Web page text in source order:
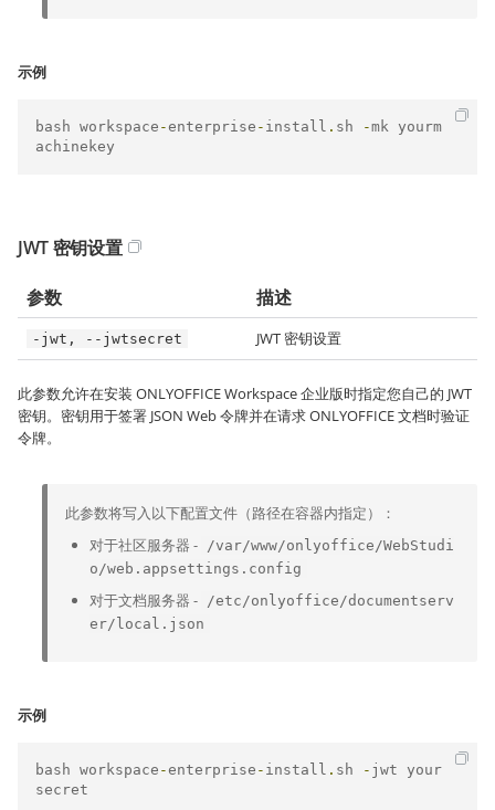
示例
bash workspace -enterprise - install . sh -mk yourm
achinekey
JWT 密钥设置
参数 描述
-jwt, --jwtsecret JWT 密钥设置
此参数允许在安装 ONLYOFFICE Workspace 企业版时指定您自己的 JWT
密钥。密钥用于签署 JSON Web 令牌并在请求 ONLYOFFICE 文档时验证
令牌。
此参数将写入以下配置文件（路径在容器内指定）：
对于社区服务器 - /var/www/onlyoffice/WebStudi
o/web.appsettings.config
对于文档服务器 - /etc/onlyoffice/documentserv
er/local.json
示例
bash workspace -enterprise - install . sh - jwt your
secret